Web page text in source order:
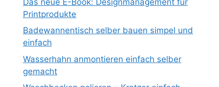
Printprodukte
Badewannentisch selber bauen simpel und
einfach
Wasserhahn anmontieren einfach selber
gemacht